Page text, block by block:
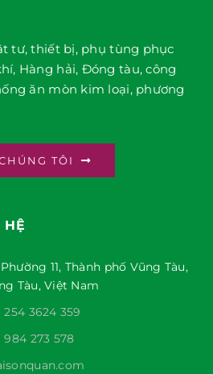
tư, thiết bị, phụ tùng phục
Hàng hải, Đóng tàu, công
ăn mòn kim loại, phương
TÔI
HỆ
11, Thành phố Vũng Tàu,
Tàu, Việt Nam
254 3624 359
984 273 578